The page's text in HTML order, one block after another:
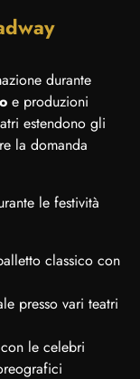
durante
e produzioni
estendono gli
la domanda
le festività
classico con
presso vari teatri
con le celebri